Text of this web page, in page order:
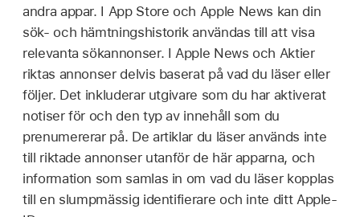
andra appar. I App Store och Apple News kan din
sök- och hämtningshistorik användas till att visa
relevanta sökannonser. I Apple News och Aktier
riktas annonser delvis baserat på vad du läser eller
följer. Det inkluderar utgivare som du har aktiverat
notiser för och den typ av innehåll som du
prenumererar på. De artiklar du läser används inte
till riktade annonser utanför de här apparna, och
information som samlas in om vad du läser kopplas
till en slumpmässig identifierare och inte ditt Apple-